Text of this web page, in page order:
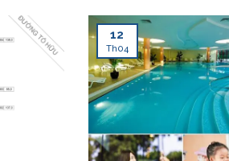
PHÒNG KINH DOANH
Quý khách đã quan tâm
12
Th04